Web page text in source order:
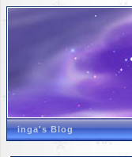
inga's Blog